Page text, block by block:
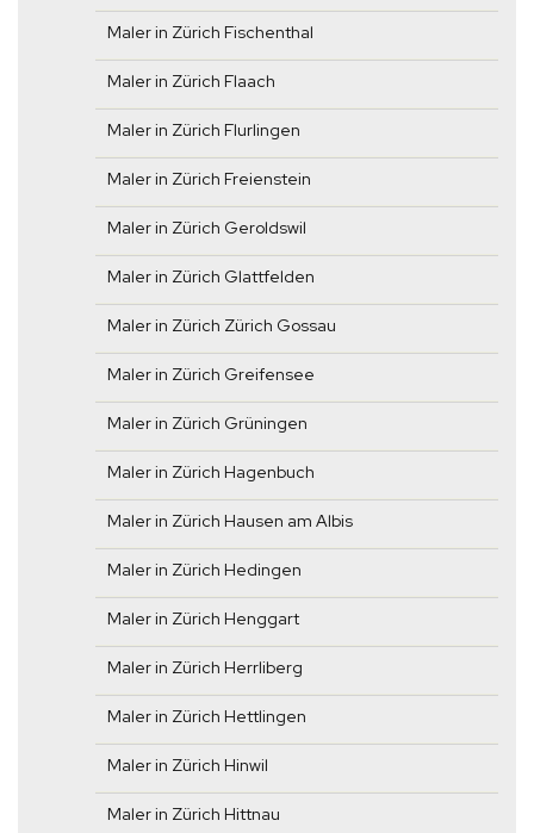
Maler in Zürich Fischenthal
Maler in Zürich Flaach
Maler in Zürich Flurlingen
Maler in Zürich Freienstein
Maler in Zürich Geroldswil
Maler in Zürich Glattfelden
Maler in Zürich Zürich Gossau
Maler in Zürich Greifensee
Maler in Zürich Grüningen
Maler in Zürich Hagenbuch
Maler in Zürich Hausen am Albis
Maler in Zürich Hedingen
Maler in Zürich Henggart
Maler in Zürich Herrliberg
Maler in Zürich Hettlingen
Maler in Zürich Hinwil
Maler in Zürich Hittnau